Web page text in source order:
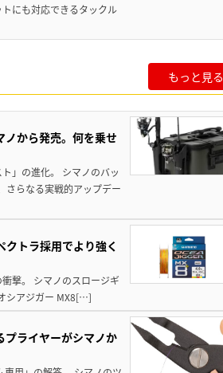
にも対応できるタックル
もっと見る
ノから発売。何を乗せ
」の進化。 シマノのバッ
さらなる実戦的アップデー
トラ採用でより強く
撃。 シマノのスロージギ
シアジガー MX8[…]
プライヤーがシマノか